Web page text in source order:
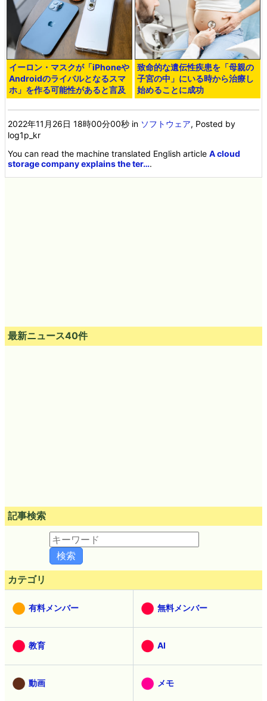
イーロン・マスクが「iPhoneや
Androidのライバルとなるスマ
ホ」を作る可能性があると言及
致命的な遺伝性疾患を「母親の
子宮の中」にいる時から治療し
始めることに成功
2022年11月26日 18時00分00秒 in ソフトウェア, Posted by
log1p_kr
You can read the machine translated English articleA cloud
storage company explains the ter….
最新ニュース40件
記事検索
カテゴリ
有料メンバー 無料メンバー
教育 AI
動画 メモ